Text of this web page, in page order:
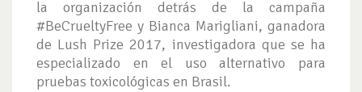
la organización detrás de la campaña
#BeCrueltyFree y Bianca Marigliani, ganadora
de Lush Prize 2017, investigadora que se ha
especializado en el uso alternativo para
pruebas toxicológicas en Brasil.